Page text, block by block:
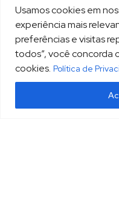
Usamos cookies em
experiência mais
preferências e visitas
todos”, você concorda
cookies. Política de